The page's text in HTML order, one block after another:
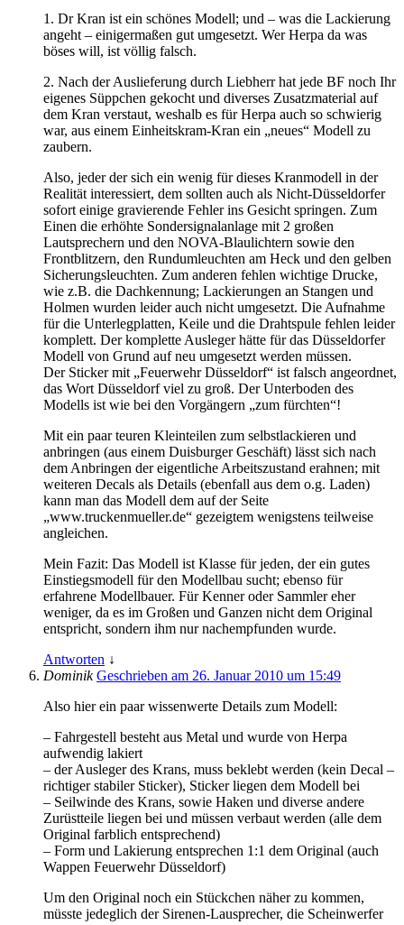
1. Dr Kran ist ein schönes Modell; und – was die Lackierung
angeht – einigermaßen gut umgesetzt. Wer Herpa da was
böses will, ist völlig falsch.
2. Nach der Auslieferung durch Liebherr hat jede BF noch Ihr
eigenes Süppchen gekocht und diverses Zusatzmaterial auf
dem Kran verstaut, weshalb es für Herpa auch so schwierig
war, aus einem Einheitskram-Kran ein „neues“ Modell zu
zaubern.
Also, jeder der sich ein wenig für dieses Kranmodell in der
Realität interessiert, dem sollten auch als Nicht-Düsseldorfer
sofort einige gravierende Fehler ins Gesicht springen. Zum
Einen die erhöhte Sondersignalanlage mit 2 großen
Lautsprechern und den NOVA-Blaulichtern sowie den
Frontblitzern, den Rundumleuchten am Heck und den gelben
Sicherungsleuchten. Zum anderen fehlen wichtige Drucke,
wie z.B. die Dachkennung; Lackierungen an Stangen und
Holmen wurden leider auch nicht umgesetzt. Die Aufnahme
für die Unterlegplatten, Keile und die Drahtspule fehlen leider
komplett. Der komplette Ausleger hätte für das Düsseldorfer
Modell von Grund auf neu umgesetzt werden müssen.
Der Sticker mit „Feuerwehr Düsseldorf“ ist falsch angeordnet,
das Wort Düsseldorf viel zu groß. Der Unterboden des
Modells ist wie bei den Vorgängern „zum fürchten“!
Mit ein paar teuren Kleinteilen zum selbstlackieren und
anbringen (aus einem Duisburger Geschäft) lässt sich nach
dem Anbringen der eigentliche Arbeitszustand erahnen; mit
weiteren Decals als Details (ebenfall aus dem o.g. Laden)
kann man das Modell dem auf der Seite
„www.truckenmueller.de“ gezeigtem wenigstens teilweise
angleichen.
Mein Fazit: Das Modell ist Klasse für jeden, der ein gutes
Einstiegsmodell für den Modellbau sucht; ebenso für
erfahrene Modellbauer. Für Kenner oder Sammler eher
weniger, da es im Großen und Ganzen nicht dem Original
entspricht, sondern ihm nur nachempfunden wurde.
Antworten ↓
DominikGeschrieben am 26. Januar 2010 um 15:49
Also hier ein paar wissenwerte Details zum Modell:
– Fahrgestell besteht aus Metal und wurde von Herpa
aufwendig lakiert
– der Ausleger des Krans, muss beklebt werden (kein Decal –
richtiger stabiler Sticker), Sticker liegen dem Modell bei
– Seilwinde des Krans, sowie Haken und diverse andere
Zurüstteile liegen bei und müssen verbaut werden (alle dem
Original farblich entsprechend)
– Form und Lakierung entsprechen 1:1 dem Original (auch
Wappen Feuerwehr Düsseldorf)
Um den Original noch ein Stückchen näher zu kommen,
müsste jedeglich der Sirenen-Lausprecher, die Scheinwerfer